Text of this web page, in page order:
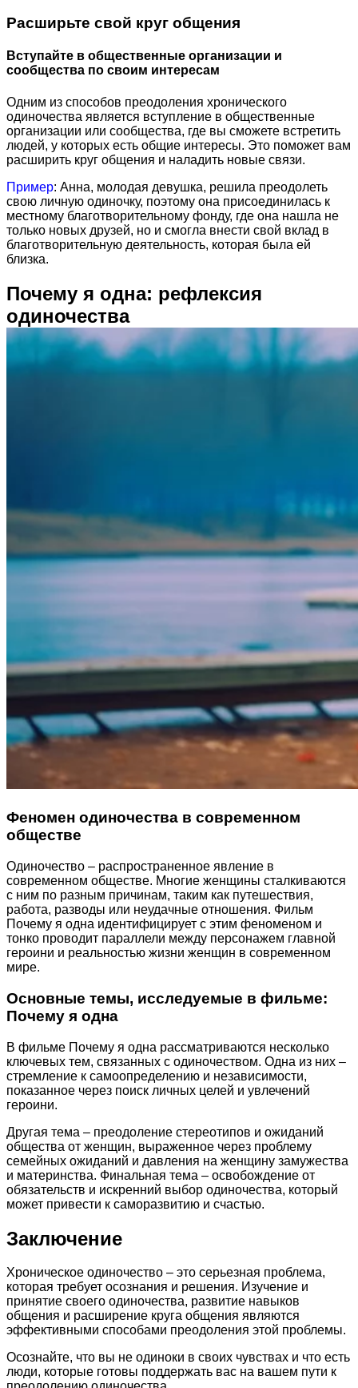
Расширьте свой круг общения
Вступайте в общественные организации и
сообщества по своим интересам
Одним из способов преодоления хронического
одиночества является вступление в общественные
организации или сообщества, где вы сможете встретить
людей, у которых есть общие интересы. Это поможет вам
расширить круг общения и наладить новые связи.
Пример: Анна, молодая девушка, решила преодолеть
свою личную одиночку, поэтому она присоединилась к
местному благотворительному фонду, где она нашла не
только новых друзей, но и смогла внести свой вклад в
благотворительную деятельность, которая была ей
близка.
Почему я одна: рефлексия
одиночества
Феномен одиночества в современном
обществе
Одиночество – распространенное явление в
современном обществе. Многие женщины сталкиваются
с ним по разным причинам, таким как путешествия,
работа, разводы или неудачные отношения. Фильм
Почему я одна идентифицирует с этим феноменом и
тонко проводит параллели между персонажем главной
героини и реальностью жизни женщин в современном
мире.
Основные темы, исследуемые в фильме:
Почему я одна
В фильме Почему я одна рассматриваются несколько
ключевых тем, связанных с одиночеством. Одна из них –
стремление к самоопределению и независимости,
показанное через поиск личных целей и увлечений
героини.
Другая тема – преодоление стереотипов и ожиданий
общества от женщин, выраженное через проблему
семейных ожиданий и давления на женщину замужества
и материнства. Финальная тема – освобождение от
обязательств и искренний выбор одиночества, который
может привести к саморазвитию и счастью.
Заключение
Хроническое одиночество – это серьезная проблема,
которая требует осознания и решения. Изучение и
принятие своего одиночества, развитие навыков
общения и расширение круга общения являются
эффективными способами преодоления этой проблемы.
Осознайте, что вы не одиноки в своих чувствах и что есть
люди, которые готовы поддержать вас на вашем пути к